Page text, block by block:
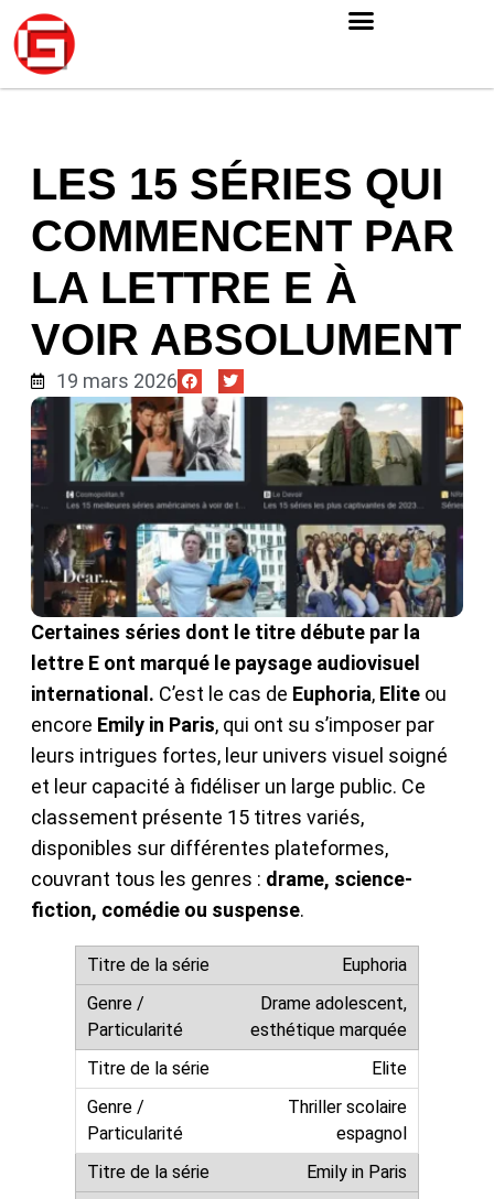
LES 15 SÉRIES QUI
COMMENCENT PAR
LA LETTRE E À
VOIR ABSOLUMENT
19 mars 2026
Certaines séries dont le titre débute par la
lettre E ont marqué le paysage audiovisuel
international. C’est le cas de Euphoria, Elite ou
encore Emily in Paris, qui ont su s’imposer par
leurs intrigues fortes, leur univers visuel soigné
et leur capacité à fidéliser un large public. Ce
classement présente 15 titres variés,
disponibles sur différentes plateformes,
couvrant tous les genres : drame, science-
fiction, comédie ou suspense.
Euphoria
Drame adolescent,
esthétique marquée
Elite
Thriller scolaire
espagnol
Emily in Paris